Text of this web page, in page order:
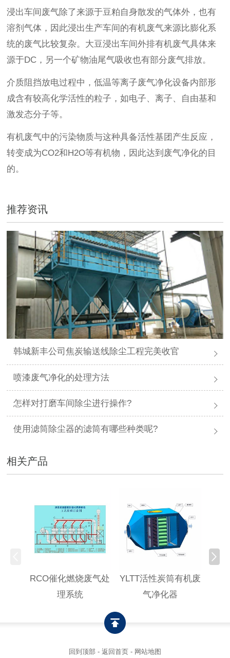
浸出车间废气除了来源于豆粕自身散发的气体外，也有
溶剂气体，因此浸出生产车间的有机废气来源比膨化系
统的废气比较复杂。大豆浸出车间外排有机废气具体来
源于DC，另一个矿物油尾气吸收也有部分废气排放。
介质阻挡放电过程中，低温等离子废气净化设备内部形
成含有较高化学活性的粒子，如电子、离子、自由基和
激发态分子等。
有机废气中的污染物质与这种具备活性基团产生反应，
转变成为CO2和H2O等有机物，因此达到废气净化的目
的。
推荐资讯
韩城新丰公司焦炭输送线除尘工程完美收官
喷漆废气净化的处理方法
怎样对打磨车间除尘进行操作?
使用滤筒除尘器的滤筒有哪些种类呢?
相关产品
RCO催化燃烧废气处
理系统
YLTT活性炭筒有机废
气净化器
回到顶部 - 返回首页 - 网站地图